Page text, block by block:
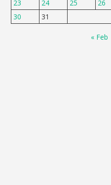
23
24 25 26
30
31
« Feb